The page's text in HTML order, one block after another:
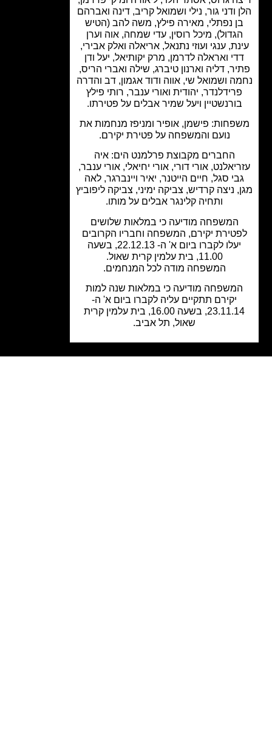
ודני גור, נילי ושמואל קריב, דינה ואברהם
נפתלי, מאירה פילץ, משה להב (הטיש
מיכל רוסין, עדי שמחה, אוה וערן
ענגי ועוזי נתנאל, אריאלה ואלק אבירי,
ואראלה לדרמן, מרק יקותיאל, יעל ודן
דליה וארנון טיברג, שילה ואברי הריס,
ושמואל שי, אווה ודוד אגמון, דב והדרה
יהודית ואורי ענבר, רותי פילץ
ויעל שמיר אבלים על פטירתו.
פישמן, אופיר ומניפז מנחמות את
נועם והמשפחה על פטירת יקירם.
החברים מקבוצת פרלמנט הים: איה
אורי דורי, אורי יחיאלי, אורי ענבר,
סגל, חיים הייטנר, יאיר ויינברגר, לאה
ניצה קרדיש, צביקה ימיני, צביקה ליפוביץ
ותחיה קלינגר אבלים על מותו.
המשפחה מודיעה כי במלאות שלושים
יקירם, המשפחה וחבריו הקרובים
יעלו לקברו ביום א' ה- 22.12.13, בשעה
המשפחה מודה לכל המנחמים.
מודיעה כי במלאות שנה למות
יקירם תתקיים עליה לקברו ביום א' ה-
23.11.14, בשעה 16.00, בית עלמין קרית
שאול, תל אביב.